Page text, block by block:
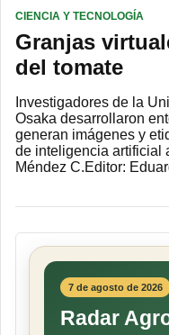
CIENCIA Y TECNOLOGÍA
Granjas
del tomate
Investigadores de la
Osaka desarrollaron
generan imágenes y
de inteligencia artificial
Méndez C.Editor:
7 de agosto de 2026
Radar